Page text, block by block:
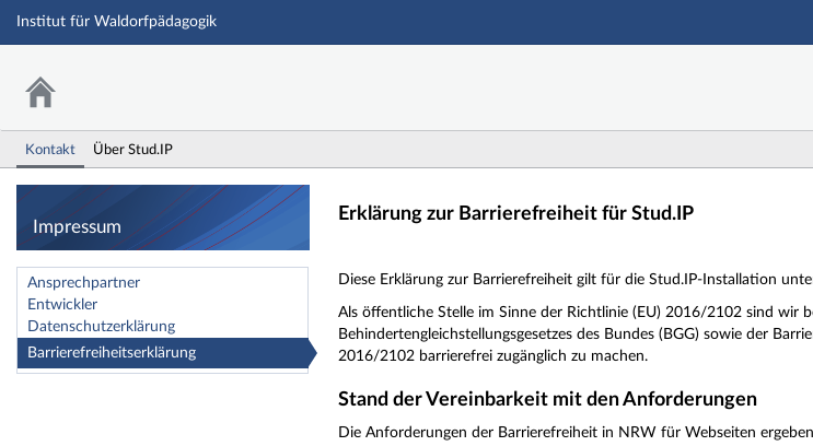
Hauptnavigation
Fußzeile
Institut für Waldorfpädagogik
Kontakt Über Stud.IP
Impressum
Ansprechpartner
Entwickler
Datenschutzerklärung
Barrierefreiheitserklärung
Erklärung zur Barrierefreiheit für Stud.IP
Diese Erklärung zur Barrierefreiheit gilt für die Stud.IP-Installation
Als öffentliche Stelle im Sinne der Richtlinie (EU) 2016/2102 sind wir
Behindertengleichstellungsgesetzes des Bundes (BGG) sowie der
2016/2102 barrierefrei zugänglich zu machen.
Stand der Vereinbarkeit mit den Anforderungen
Die Anforderungen der Barrierefreiheit in NRW für Webseiten